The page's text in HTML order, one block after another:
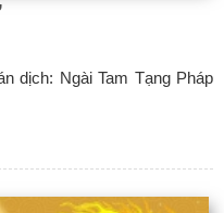
dịch: Ngài Tam Tạng Pháp